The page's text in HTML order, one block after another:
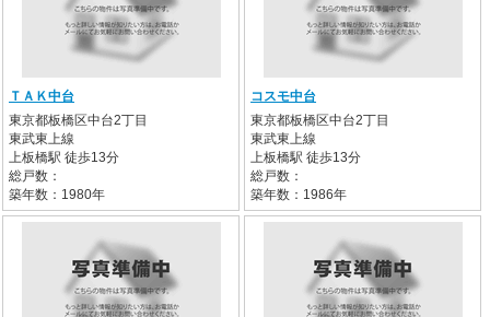
ＴＡＫ中台
東京都板橋区中台2丁目
東武東上線
上板橋駅 徒歩13分
総戸数：
築年数：1980年
コスモ中台
東京都板橋区中台2丁目
東武東上線
上板橋駅 徒歩13分
総戸数：
築年数：1986年